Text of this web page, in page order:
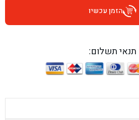
הזמן עכשיו
תנאי תשלום: